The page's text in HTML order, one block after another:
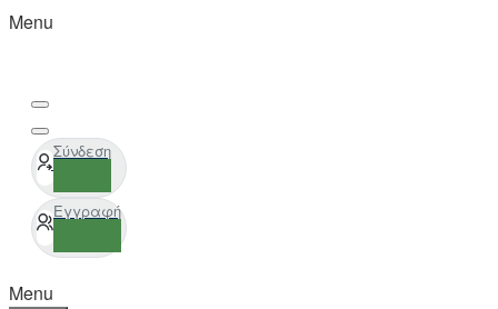
Menu
Σύνδεση
Εγγραφή
Menu